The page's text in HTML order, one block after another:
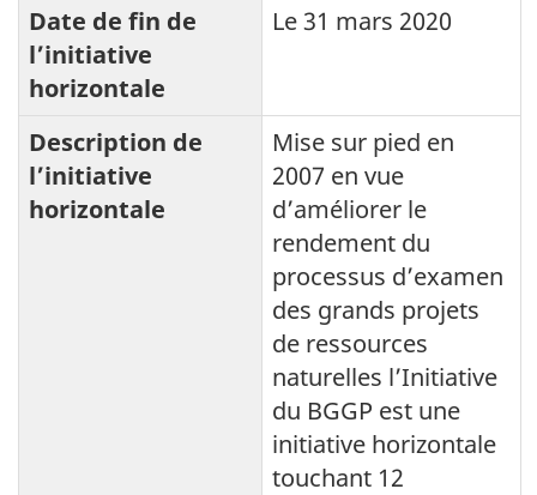
Date de fin de
l’initiative
horizontale
Le 31 mars 2020
Description de
l’initiative
horizontale
Mise sur pied en
2007 en vue
d’améliorer le
rendement du
processus d’examen
des grands projets
de ressources
naturelles l’Initiative
du BGGP est une
initiative horizontale
touchant 12